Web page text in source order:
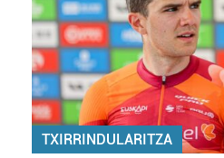
TXIRRINDULARITZA